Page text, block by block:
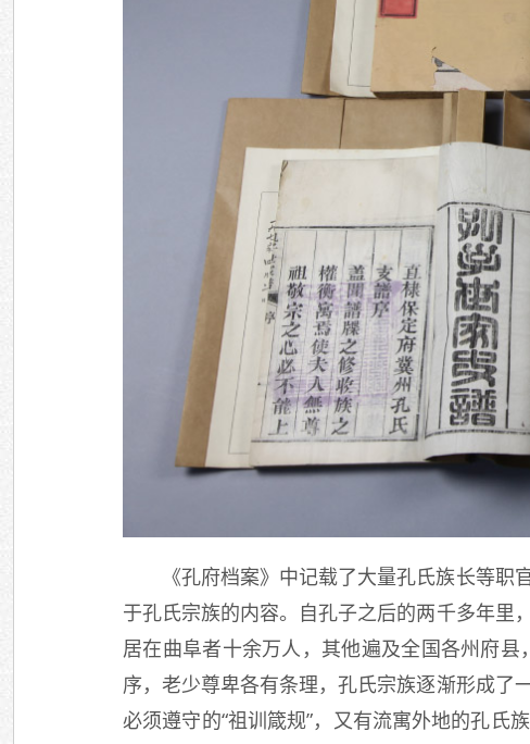
《孔府档案》中记载了大量孔氏族长等
于孔氏宗族的内容。自孔子之后的两千多年里
居在曲阜者十余万人，其他遍及全国各州府
序，老少尊卑各有条理，孔氏宗族逐渐形成了
必须遵守的“祖训箴规”，又有流寓外地的孔氏